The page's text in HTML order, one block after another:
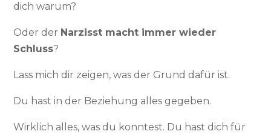
dich warum?
Oder der Narzisst macht immer wieder
Schluss?
Lass mich dir zeigen, was der Grund dafür ist.
Du hast in der Beziehung alles gegeben.
Wirklich alles, was du konntest. Du hast dich für